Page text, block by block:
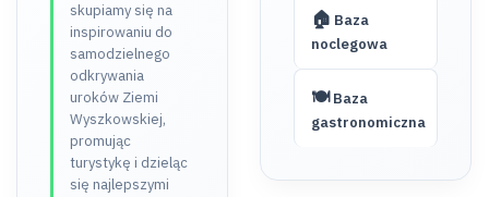
skupiamy się na
inspirowaniu do
samodzielnego
odkrywania
uroków Ziemi
Wyszkowskiej,
promując
turystykę i dzieląc
się najlepszymi
🏠 Baza
noclegowa
🍽️Baza
gastronomiczna